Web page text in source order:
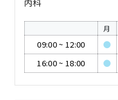
内科
月
09:00~ 12:00 ●
16:00~ 18:00 ●